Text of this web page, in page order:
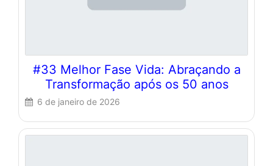
#33 Melhor Fase Vida: Abraçando a
Transformação após os 50 anos
6 de janeiro de 2026